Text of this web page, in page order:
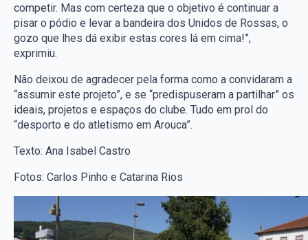
competir. Mas com certeza que o objetivo é continuar a
pisar o pódio e levar a bandeira dos Unidos de Rossas, o
gozo que lhes dá exibir estas cores lá em cima!”,
exprimiu.
Não deixou de agradecer pela forma como a convidaram a
“assumir este projeto”, e se “predispuseram a partilhar” os
ideais, projetos e espaços do clube. Tudo em prol do
“desporto e do atletismo em Arouca”.
Texto: Ana Isabel Castro
Fotos: Carlos Pinho e Catarina Rios